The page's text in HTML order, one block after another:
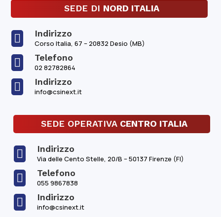
SEDE DI NORD ITALIA
 Indirizzo
Corso Italia, 67 – 20832 Desio (MB)
 Telefono
02 82782864
 Indirizzo
info@csinext.it
SEDE OPERATIVA CENTRO ITALIA
 Indirizzo
Via delle Cento Stelle, 20/B – 50137 Firenze (FI)
 Telefono
055 9867838
 Indirizzo
info@csinext.it